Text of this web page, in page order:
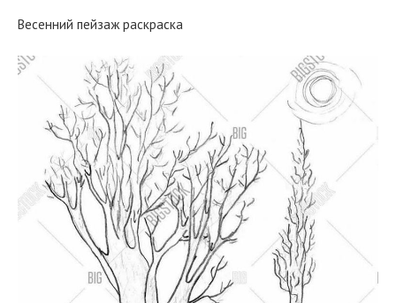
Весенний пейзаж раскраска